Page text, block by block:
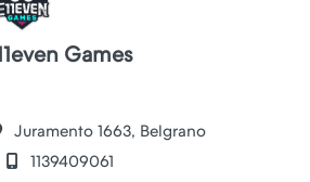
Games
Juramento 1663, Belgrano
1139409061